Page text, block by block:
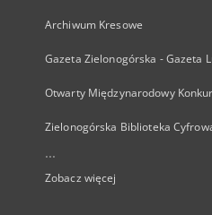
Archiwum Kresowe
Gazeta Zielonogórska - Gazeta
Otwarty Międzynarodowy
Zielonogórska Biblioteka
...
Zobacz więcej